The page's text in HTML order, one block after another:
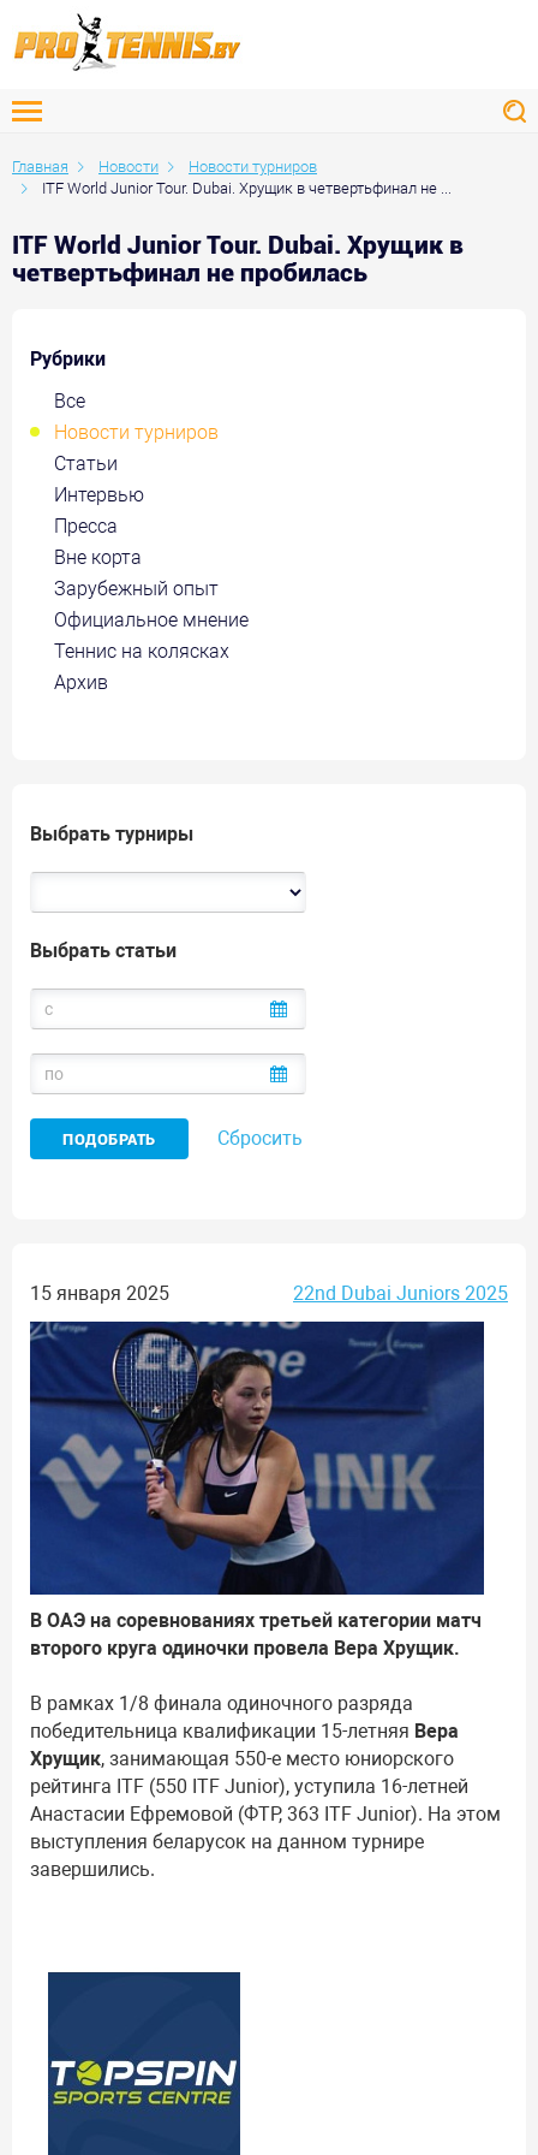
Главная Новости
Новости турниров
ITF World Junior Tour. Dubai. Хрущик в четвертьфинал не ...
ITF World Junior Tour. Dubai. Хрущик в
четвертьфинал не пробилась
Рубрики
Все
Новости турниров
Статьи
Интервью
Пресса
Вне корта
Зарубежный опыт
Официальное мнение
Теннис на колясках
Архив
Выбрать турниры
Выбрать статьи
Сбросить
15 января 2025 22nd Dubai Juniors 2025
В ОАЭ на соревнованиях третьей категории матч
второго круга одиночки провела Вера Хрущик.
В рамках 1/8 финала одиночного разряда
победительница квалификации 15-летняя Вера
Хрущик, занимающая 550-е место юниорского
рейтинга ITF (550 ITF Junior), уступила 16-летней
Анастасии Ефремовой (ФТР, 363 ITF Junior). На этом
выступления беларусок на данном турнире
завершились.